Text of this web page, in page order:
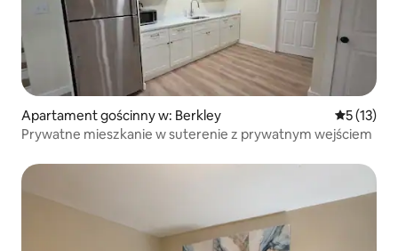
Apartament gościnny w: Berkley Średnia
5 (13)
Prywatne mieszkanie w suterenie z prywatnym wejściem